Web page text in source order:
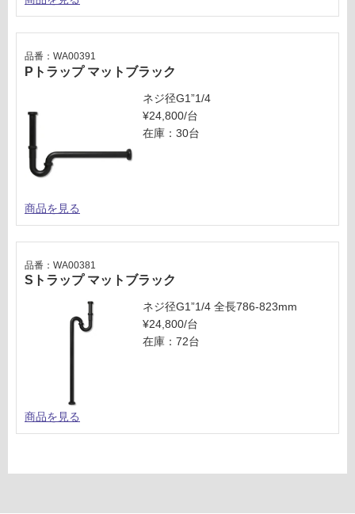
Pトラップ マットブラック
品番：WA00391
ネジ径G1”1/4
¥24,800/台
在庫：30台
商品を見る
Sトラップ マットブラック
品番：WA00381
ネジ径G1”1/4 全長786-823mm
¥24,800/台
在庫：72台
商品を見る